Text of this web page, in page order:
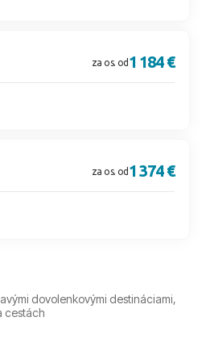
za os. od 1 184 €
za os. od 1 374 €
dovolenkovými destináciami,
cestách